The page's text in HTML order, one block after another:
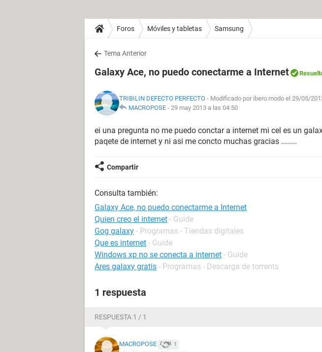
Foros Móviles y tabletas Samsung
Tema Anterior
Galaxy Ace, no puedo conectarme a Internet
TRIBILIN DEFECTO PERFECTO - Modificado por ibero.modo el 29/05/
MACROPOSE - 29 may 2013 a las 04:50
ei una pregunta no me puedo conctar a internet mi cel es un
paqete de internet y ni asi me concto muchas gracias ........
Compartir
Consulta también:
Galaxy Ace, no puedo conectarme a Internet
Quien creo el internet - Guide
Gog galaxy - Programas - Tiendas digitales
Que es internet - Guide
Windows xp no se conecta a internet - Guide
Ares galaxy gratis - Programas - Descarga de torrents
1 respuesta
RESPUESTA 1 / 1
MACROPOSE 1